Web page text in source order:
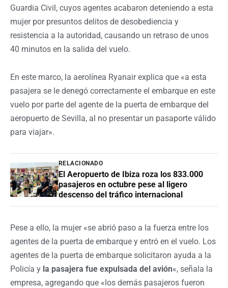
Guardia Civil, cuyos agentes acabaron deteniendo a esta
mujer por presuntos delitos de desobediencia y
resistencia a la autoridad, causando un retraso de unos
40 minutos en la salida del vuelo.
En este marco, la aerolínea Ryanair explica que «a esta
pasajera se le denegó correctamente el embarque en este
vuelo por parte del agente de la puerta de embarque del
aeropuerto de Sevilla, al no presentar un pasaporte válido
para viajar».
RELACIONADO
El Aeropuerto de Ibiza roza los 833.000
pasajeros en octubre pese al ligero
descenso del tráfico internacional
Pese a ello, la mujer «se abrió paso a la fuerza entre los
agentes de la puerta de embarque y entró en el vuelo. Los
agentes de la puerta de embarque solicitaron ayuda a la
Policía y la pasajera fue expulsada del avión«, señala la
empresa, agregando que «los demás pasajeros fueron